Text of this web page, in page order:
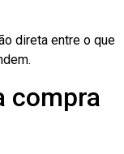
direta entre o que
compra